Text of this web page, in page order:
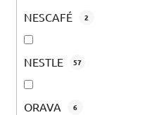
NESCAFÉ 2
NESTLE 57
ORAVA 6